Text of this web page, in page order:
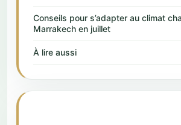
Conseils pour s’adapter au climat
Marrakech en juillet
À lire aussi